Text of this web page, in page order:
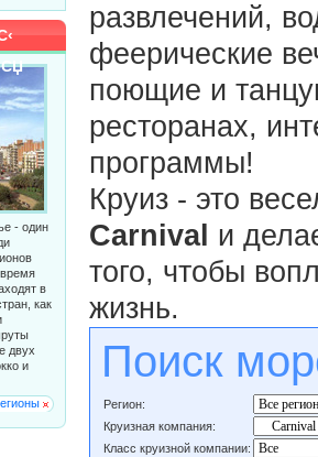
развлечений,
феерические
поющие и
ресторанах,
программы!
Круиз - это
Carnival и
того, чтобы
жизнь.
Поиск
Регион:
Круизная компания:
Класс круизной компании:
- один
в
как
двух
и